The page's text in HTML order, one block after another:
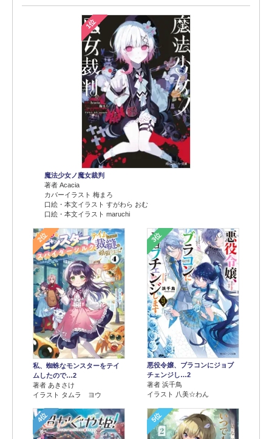
1位
魔法少女ノ魔女裁判
著者 Acacia
カバーイラスト 梅まろ
口絵・本文イラスト すがわら おむ
口絵・本文イラスト maruchi
2位
私、蜘蛛なモンスターをテイ
ムしたので…2
著者 あきさけ
イラスト タムラ ヨウ
3位
悪役令嬢、ブラコンにジョブ
チェンジし…2
著者 浜千鳥
イラスト 八美☆わん
4位 5位